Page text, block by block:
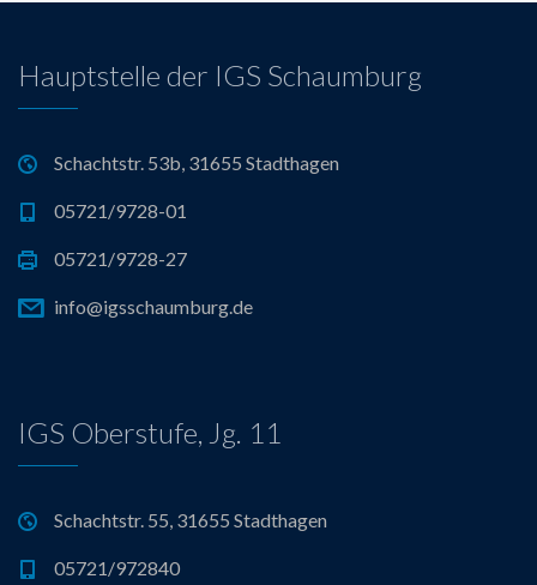
Hauptstelle der IGS Schaumburg
Schachtstr. 53b, 31655 Stadthagen
05721/9728-01
05721/9728-27
info@igsschaumburg.de
IGS Oberstufe, Jg. 11
Schachtstr. 55, 31655 Stadthagen
05721/972840